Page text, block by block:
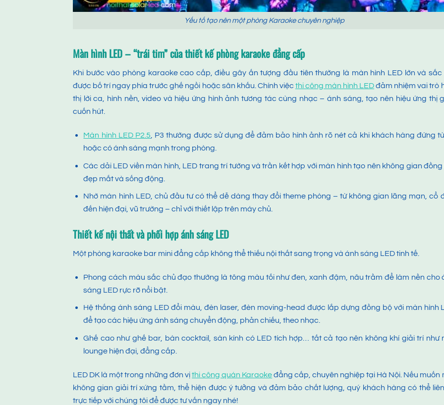
Yếu tố tạo nên một phòng Karaoke chuyên nghiệp
Màn hình LED – “trái tim” của thiết kế phòng karaoke đẳng cấp
Khi bước vào phòng karaoke cao cấp, điều gây ấn tượng đầu tiên thường là màn hình LED lớn và sắc
được bố trí ngay phía trước ghế ngồi hoặc sân khấu. Chính việc thi công màn hình LEDđảm nhiệm vai trò
thị lời ca, hình nền, video và hiệu ứng hình ảnh tương tác cùng nhạc – ánh sáng, tạo nên hiệu ứng thị
cuốn hút.
Màn hình LED P2.5 , P3 thường được sử dụng để đảm bảo hình ảnh rõ nét cả khi khách hàng đứng
hoặc có ánh sáng mạnh trong phòng.
Các dải LED viền màn hình, LED trang trí tường và trần kết hợp với màn hình tạo nên không gian đồng
đẹp mắt và sống động.
Nhờ màn hình LED, chủ đầu tư có thể dễ dàng thay đổi theme phòng – từ không gian lãng mạn, cổ
đến hiện đại, vũ trường – chỉ với thiết lập trên máy chủ.
Thiết kế nội thất và phối hợp ánh sáng LED
Một phòng karaoke bar mini đẳng cấp không thể thiếu nội thất sang trọng và ánh sáng LED tinh tế.
Phong cách màu sắc chủ đạo thường là tông màu tối như đen, xanh đậm, nâu trầm để làm nền cho
sáng LED rực rỡ nổi bật.
Hệ thống ánh sáng LED đổi màu, đèn laser, đèn moving-head được lắp dựng đồng bộ với màn hình
để tạo các hiệu ứng ánh sáng chuyển động, phản chiếu, theo nhạc.
Ghế cao như ghế bar, bàn cocktail, sàn kính có LED tích hợp… tất cả tạo nên không khí giải trí như
lounge hiện đại, đẳng cấp.
LED DK là một trong những đơn vịthi công quán Karaokeđẳng cấp, chuyên nghiệp tại Hà Nội. Nếu muốn
không gian giải trí xứng tầm, thể hiện được ý tưởng và đảm bảo chất lượng, quý khách hàng có thể
trực tiếp với chúng tôi để được tư vấn ngay nhé!